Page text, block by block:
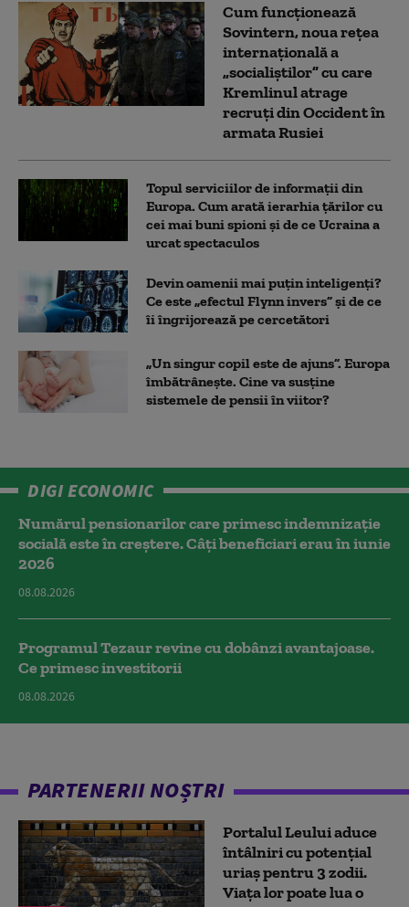
Cum funcționează
Sovintern, noua rețea
internațională a
„socialiștilor” cu care
Kremlinul atrage
recruți din Occident în
armata Rusiei
Topul serviciilor de informații din
Europa. Cum arată ierarhia țărilor cu
cei mai buni spioni și de ce Ucraina a
urcat spectaculos
Devin oamenii mai puțin inteligenți?
Ce este „efectul Flynn invers” și de ce
îi îngrijorează pe cercetători
„Un singur copil este de ajuns”. Europa
îmbătrânește. Cine va susține
sistemele de pensii în viitor?
DIGI ECONOMIC
Numărul pensionarilor care primesc indemnizaţie
socială este în creștere. Câți beneficiari erau în iunie
2026
08.08.2026
Programul Tezaur revine cu dobânzi avantajoase.
Ce primesc investitorii
08.08.2026
PARTENERII NOȘTRI
Portalul Leului aduce
întâlniri cu potențial
uriaș pentru 3 zodii.
Viața lor poate lua o